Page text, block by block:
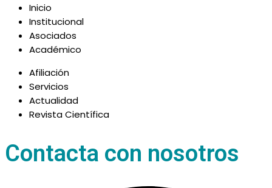
Inicio
Institucional
Asociados
Académico
Afiliación
Servicios
Actualidad
Revista Científica
Contacta con nosotros